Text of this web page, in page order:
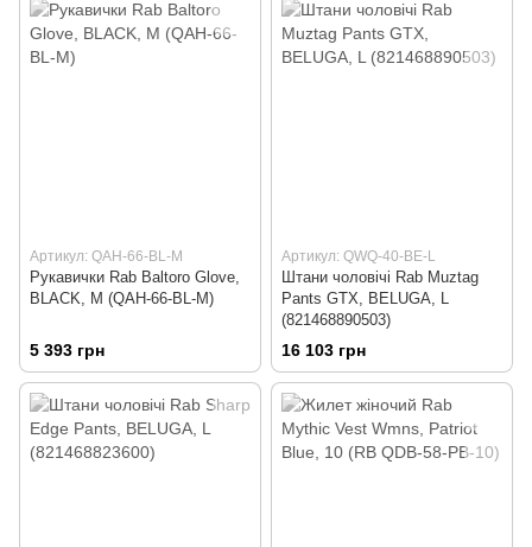
Артикул: QAH-66-BL-M
Рукавички Rab Baltoro Glove,
BLACK, M (QAH-66-BL-M)
5 393 грн
Артикул: QWQ-40-BE-L
Штани чоловічі Rab Muztag
Pants GTX, BELUGA, L
(821468890503)
16 103 грн